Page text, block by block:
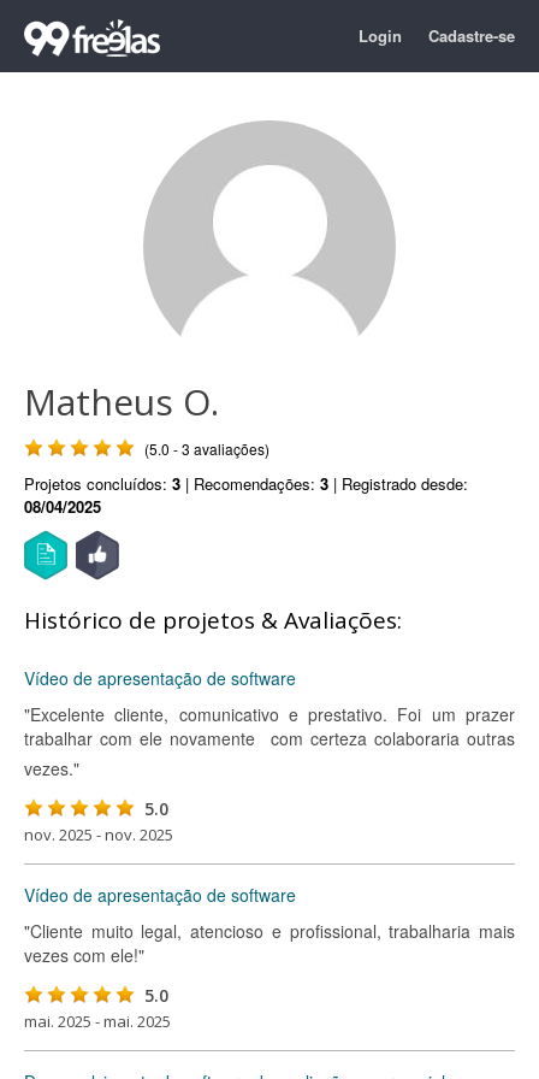
Login Cadastre-se
Matheus O.
(5.0 - 3 avaliações)
Projetos concluídos: 3 | Recomendações: 3 | Registrado desde:
08/04/2025
Histórico de projetos & Avaliações:
Vídeo de apresentação de software
"Excelente cliente, comunicativo e prestativo. Foi um prazer
trabalhar com ele novamente  com certeza colaboraria outras
vezes."
5.0
nov. 2025 - nov. 2025
Vídeo de apresentação de software
"Cliente muito legal, atencioso e profissional, trabalharia mais
vezes com ele!"
5.0
mai. 2025 - mai. 2025